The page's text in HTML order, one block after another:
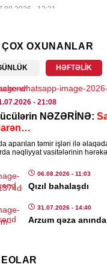
- 13:21
Nağdəliyev səfir
- 13:19
vəsiqəsinə görə
ləğv edildi
- 13:16
qəsdən yanğın
tutuldu
- 11:17
OXUNANLAR
HƏFTƏLIK
- 21:08
NƏZƏRİNƏ:
aparılan təmir işləri ilə
nəqliyyat vasitələrinin
06.08.2026 - 11:03
Qızıl bahalaşdı
31.07.2026 - 14:40
Arzum qəza